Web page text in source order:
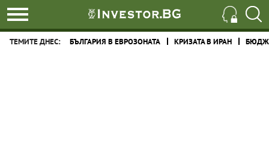
ТЕМИТЕ ДНЕС: БЪЛГАРИЯ В ЕВРОЗОНАТА КРИЗАТА В ИРАН